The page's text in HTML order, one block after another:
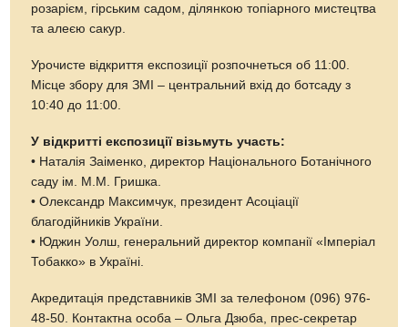
розарієм, гірським садом, ділянкою топіарного мистецтва
та алеєю сакур.
Урочисте відкриття експозиції розпочнеться об 11:00.
Місце збору для ЗМІ – центральний вхід до ботсаду з
10:40 до 11:00.
У відкритті експозиції візьмуть участь:
• Наталія Заіменко, директор Національного Ботанічного
саду ім. М.М. Гришка.
• Олександр Максимчук, президент Асоціації
благодійників України.
• Юджин Уолш, генеральний директор компанії «Імперіал
Тобакко» в Україні.
Акредитація представників ЗМІ за телефоном (096) 976-
48-50. Контактна особа – Ольга Дзюба, прес-секретар